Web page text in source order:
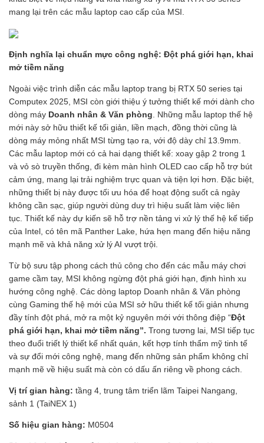
mang lại trên các mẫu laptop cao cấp của MSI.
Định nghĩa lại chuẩn mực công nghệ: Đột phá giới hạn, khai
mở tiềm năng
Ngoài việc trình diễn các mẫu laptop trang bị RTX 50 series tại
Computex 2025, MSI còn giới thiệu ý tưởng thiết kế mới dành cho
dòng máy Doanh nhân & Văn phòng . Những mẫu laptop thế hệ
mới này sở hữu thiết kế tối giản, liền mạch, đồng thời cũng là
dòng máy mỏng nhất MSI từng tạo ra, với độ dày chỉ 13.9mm.
Các mẫu laptop mới có cả hai dạng thiết kế: xoay gập 2 trong 1
và vỏ sò truyền thống, đi kèm màn hình OLED cao cấp hỗ trợ bút
cảm ứng, mang lại trải nghiệm trực quan và tiện lợi hơn. Đặc biệt,
những thiết bị này được tối ưu hóa để hoạt động suốt cả ngày
không cần sạc, giúp người dùng duy trì hiệu suất làm việc liên
tục. Thiết kế này dự kiến sẽ hỗ trợ nền tảng vi xử lý thế hệ kế tiếp
của Intel, có tên mã Panther Lake, hứa hẹn mang đến hiệu năng
mạnh mẽ và khả năng xử lý AI vượt trội.
Từ bộ sưu tập phong cách thủ công cho đến các mẫu máy chơi
game cầm tay, MSI không ngừng đột phá giới hạn, định hình xu
hướng công nghệ. Các dòng laptop Doanh nhân & Văn phòng
cùng Gaming thế hệ mới của MSI sở hữu thiết kế tối giản nhưng
đầy tính đột phá, mở ra một kỷ nguyên mới với thông điệp “Đột
phá giới hạn, khai mở tiềm năng”. Trong tương lai, MSI tiếp tục
theo đuổi triết lý thiết kế nhất quán, kết hợp tính thẩm mỹ tinh tế
và sự đổi mới công nghệ, mang đến những sản phẩm không chỉ
mạnh mẽ về hiệu suất mà còn có dấu ấn riêng về phong cách.
Vị trí gian hàng: tầng 4, trung tâm triển lãm Taipei Nangang,
sảnh 1 (TaiNEX 1)
Số hiệu gian hàng: M0504